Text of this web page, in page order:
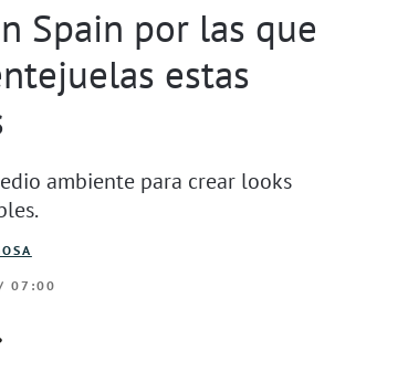
Spain por las que
estas
ambiente para crear looks
/ 07:00